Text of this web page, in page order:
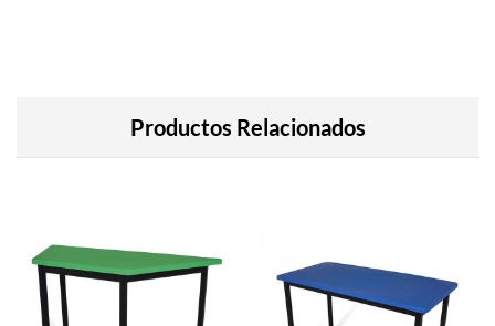
Productos Relacionados